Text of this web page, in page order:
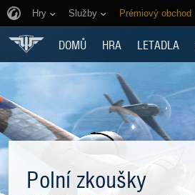
Hry Služby Prémiový obchod
DOMŮ HRA LETADLA
Polní zkoušky